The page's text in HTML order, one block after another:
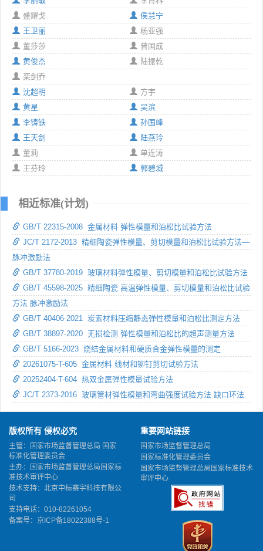
盛耀戈
侯慧宁
王卫丽
杨亚强
董莎莎
曾国成
黄俊杰
陆振乾
栾剑乔
沈超明
方宇
黄星
吴滨
李铸铁
孙国峰
王天剑
陆燕玲
董莉
单连涛
王芬玲
郭碧城
相近标准(计划)
GB/T 22315-2008 金属材料 弹性模量和泊松比试验方法
JC/T 2172-2013 精细陶瓷弹性模量、剪切模量和泊松比试验方法—
脉冲激励法
GB/T 37780-2019 玻璃材料弹性模量、剪切模量和泊松比试验方法
GB/T 45598-2025 精细陶瓷 高温弹性模量、剪切模量和泊松比试验
方法 脉冲激励法
GB/T 40406-2021 炭素材料压缩静态弹性模量和泊松比测定方法
GB/T 38897-2020 无损检测 弹性模量和泊松比的超声测量方法
GB/T 5166-2023 烧结金属材料和硬质合金弹性模量的测定
20261075-T-605 金属材料 线材和铆钉剪切试验方法
20252404-T-604 热双金属弹性模量试验方法
JC/T 2373-2016 玻璃管材弹性模量和弯曲强度试验方法 缺口环法
版权所有 侵权必究
主管：国家市场监督管理总局 国家
标准化管理委员会
主办：国家市场监督管理总局国家标
准技术审评中心
技术支持：北京中标赛宇科技有限公
司
支持电话：010-82261054
备案号： 京ICP备18022388号-1
重要网站链接
国家市场监督管理总局
国家标准化管理委员会
国家市场监督管理总局国家标准技术
审评中心